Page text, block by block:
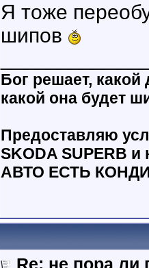
Я тоже
шипов
Бог решает,
какой она будет
Предоставляю
SKODA SUPERB
АВТО ЕСТЬ
Re: не пора ли